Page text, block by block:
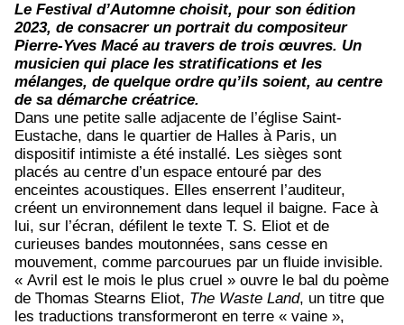
Le Festival d’Automne choisit, pour son édition
2023, de consacrer un portrait du compositeur
Pierre-Yves Macé au travers de trois œuvres. Un
musicien qui place les stratifications et les
mélanges, de quelque ordre qu’ils soient, au centre
de sa démarche créatrice.
Dans une petite salle adjacente de l’église Saint-
Eustache, dans le quartier de Halles à Paris, un
dispositif intimiste a été installé. Les sièges sont
placés au centre d’un espace entouré par des
enceintes acoustiques. Elles enserrent l’auditeur,
créent un environnement dans lequel il baigne. Face à
lui, sur l’écran, défilent le texte T. S. Eliot et de
curieuses bandes moutonnées, sans cesse en
mouvement, comme parcourues par un fluide invisible.
« Avril est le mois le plus cruel » ouvre le bal du poème
de Thomas Stearns Eliot, The Waste Land, un titre que
les traductions transformeront en terre « vaine »,